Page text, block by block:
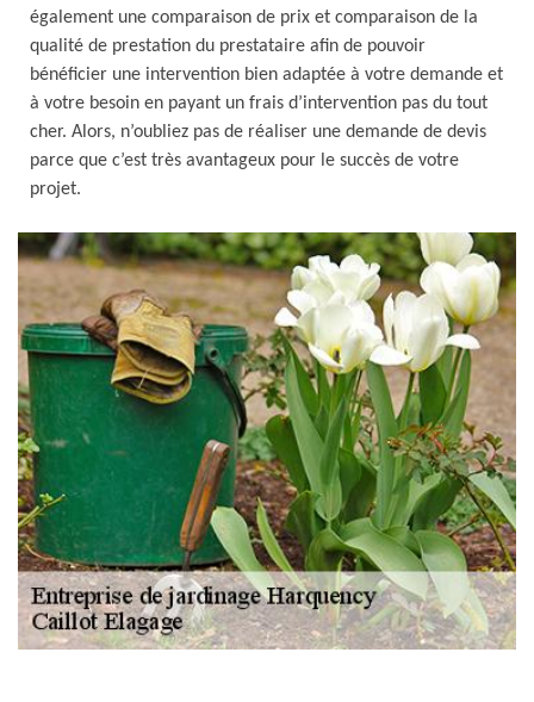
également une comparaison de prix et comparaison de la
qualité de prestation du prestataire afin de pouvoir
bénéficier une intervention bien adaptée à votre demande et
à votre besoin en payant un frais d’intervention pas du tout
cher. Alors, n’oubliez pas de réaliser une demande de devis
parce que c’est très avantageux pour le succès de votre
projet.